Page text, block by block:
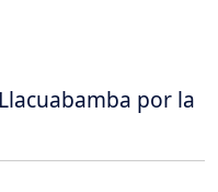
por la